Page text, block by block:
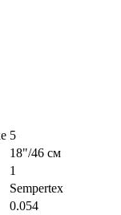
5
18"/46 см
1
Sempertex
0.054